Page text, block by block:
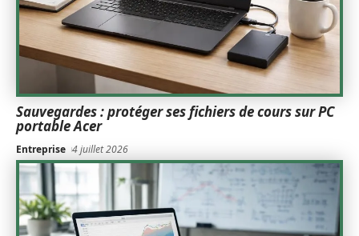
Sauvegardes : protéger ses fichiers de cours sur PC
portable Acer
Entreprise 4 juillet 2026